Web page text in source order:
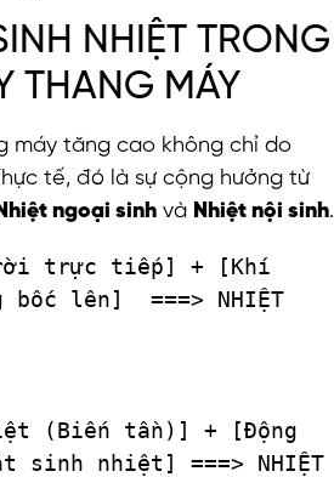
NHIỆT TRONG
THANG MÁY
máy tăng cao không chỉ do
tế, đó là sự cộng hưởng từ
Nhiệt ngoại sinh và Nhiệt nội sinh.
trực tiếp] + [Khí
bốc lên]  ===> NHIỆT
(Biến tần)] + [Động
sinh nhiệt] ===> NHIỆT